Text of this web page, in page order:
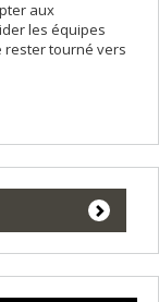
aux
les équipes
rester tourné vers